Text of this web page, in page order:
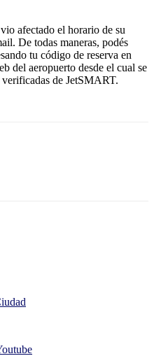
afectado el horario de su
De todas maneras, podés
tu código de reserva en
del aeropuerto desde el cual se
de JetSMART.